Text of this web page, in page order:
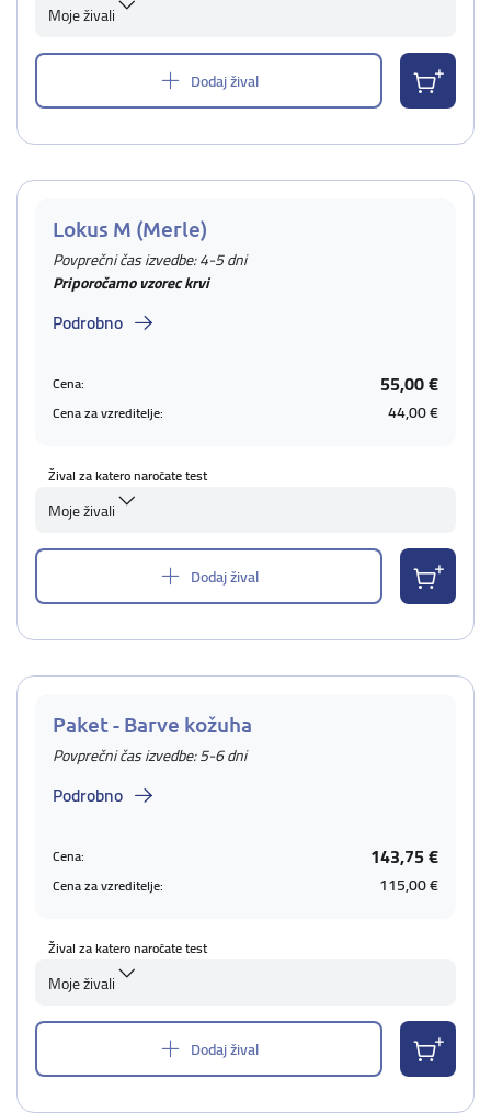
Moje živali
Dodaj žival
Lokus M (Merle)
Povprečni čas izvedbe: 4-5 dni
Priporočamo vzorec krvi
Podrobno
Cena: 55,00 €
Cena za vzreditelje: 44,00 €
Žival za katero naročate test
Moje živali
Dodaj žival
Paket - Barve kožuha
Povprečni čas izvedbe: 5-6 dni
Podrobno
Cena: 143,75 €
Cena za vzreditelje: 115,00 €
Žival za katero naročate test
Moje živali
Dodaj žival